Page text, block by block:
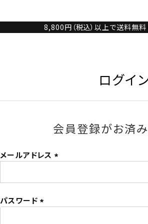
8,800円（税込）以上で送料無料
ログイ
会員登録がお済
メールアドレス
須)
パスワード